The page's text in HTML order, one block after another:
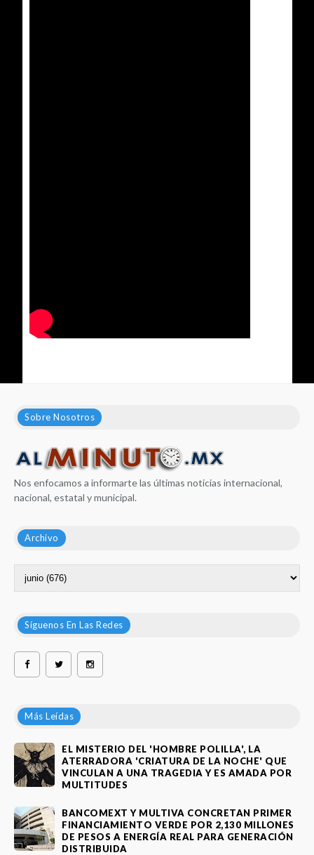
Sobre Nosotros
Nos enfocamos a informarte las últimas noticias internacional,
nacional, estatal y municipal.
Archivo
Síguenos En Las Redes
Más Leídas
EL MISTERIO DEL 'HOMBRE POLILLA', LA
ATERRADORA 'CRIATURA DE LA NOCHE' QUE
VINCULAN A UNA TRAGEDIA Y ES AMADA POR
MULTITUDES
BANCOMEXT Y MULTIVA CONCRETAN PRIMER
FINANCIAMIENTO VERDE POR 2,130 MILLONES
DE PESOS A ENERGÍA REAL PARA GENERACIÓN
DISTRIBUIDA